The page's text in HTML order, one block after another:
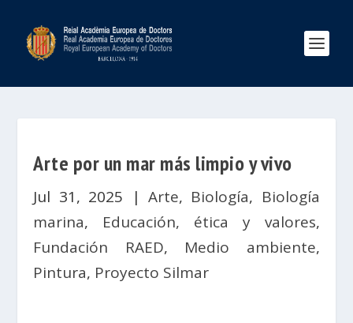
Arte por un mar más limpio y vivo
Jul 31, 2025 | Arte, Biología, Biología
marina, Educación, ética y valores,
Fundación RAED, Medio ambiente,
Pintura, Proyecto Silmar